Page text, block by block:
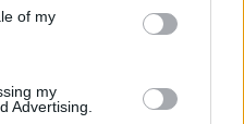
of my
my
Advertising.